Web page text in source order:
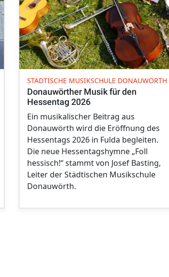
STÄDTISCHE MUSIKSCHULE DONAUWÖRTH
Donauwörther Musik für den
Hessentag 2026
Ein musikalischer Beitrag aus
Donauwörth wird die Eröffnung des
Hessentags 2026 in Fulda begleiten.
Die neue Hessentagshymne „Foll
hessisch!“ stammt von Josef Basting,
Leiter der Städtischen Musikschule
Donauwörth.